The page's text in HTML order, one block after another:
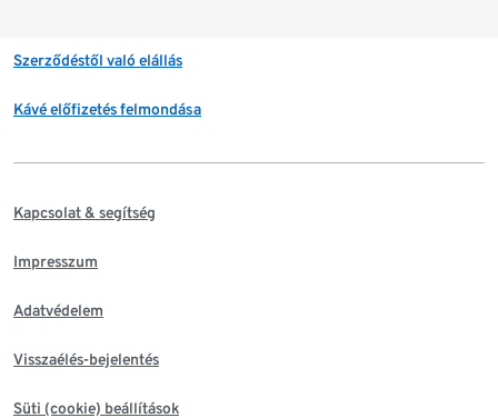
Szerződéstől való elállás
Kávé előfizetés felmondása
Kapcsolat & segítség
Impresszum
Adatvédelem
Visszaélés-bejelentés
Süti (cookie) beállítások